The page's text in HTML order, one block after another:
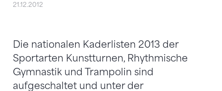
21.12.2012
Die nationalen Kaderlisten 2013 der
Sportarten Kunstturnen, Rhythmische
Gymnastik und Trampolin sind
aufgeschaltet und unter der